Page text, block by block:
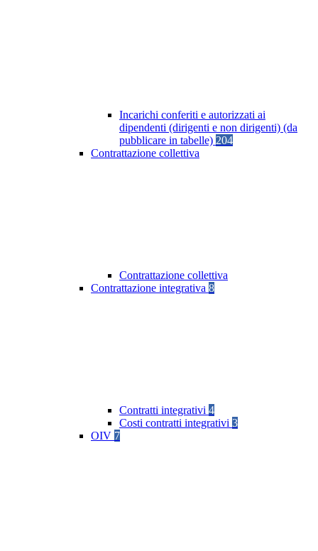
Incarichi conferiti e autorizzati ai
dipendenti (dirigenti e non dirigenti) (da
pubblicare in tabelle) 204
Contrattazione collettiva
Contrattazione collettiva
Contrattazione integrativa 8
Contratti integrativi 4
Costi contratti integrativi 3
OIV 7